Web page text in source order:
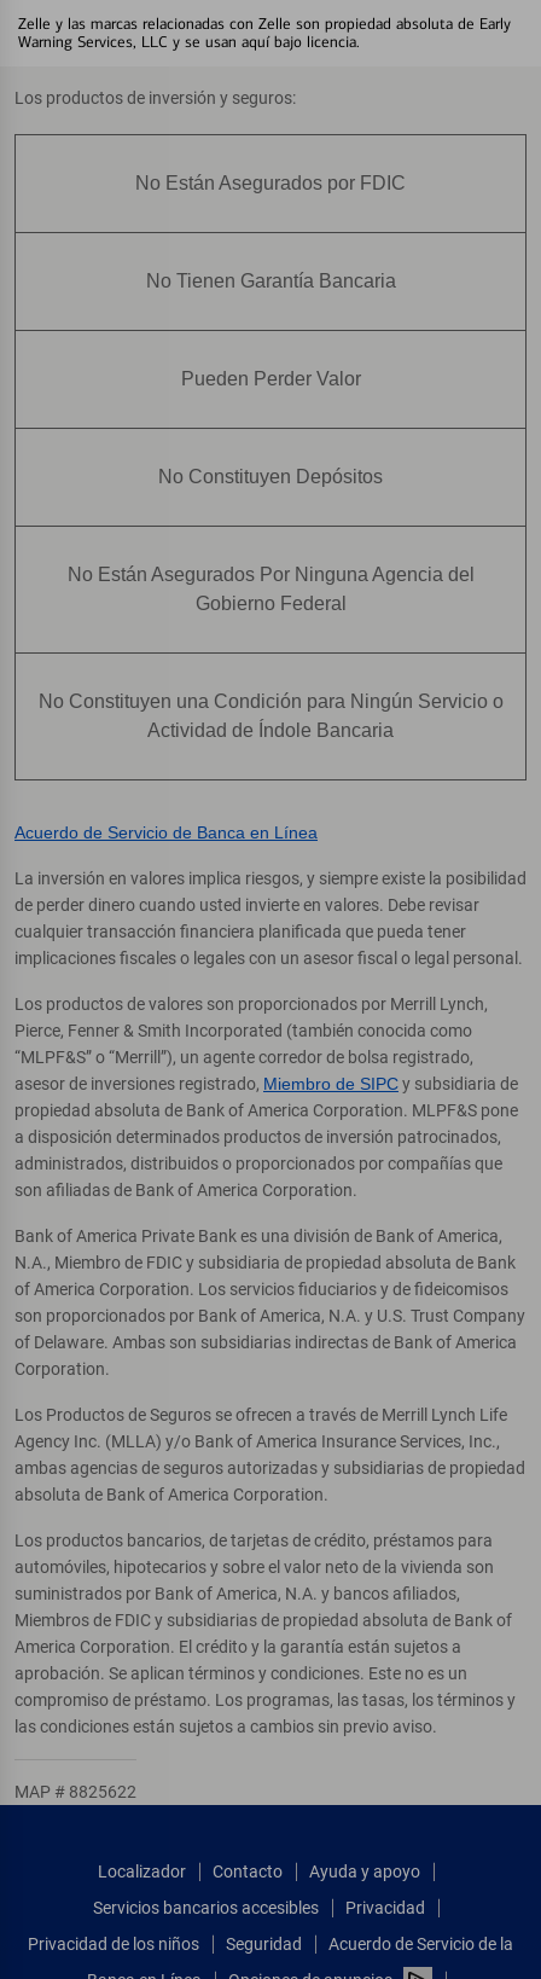
Zelle y las marcas relacionadas con Zelle son propiedad absoluta de Early
Warning Services, LLC y se usan aquí bajo licencia.
Los productos de inversión y seguros:
No Están Asegurados por FDIC
No Tienen Garantía Bancaria
Pueden Perder Valor
No Constituyen Depósitos
No Están Asegurados Por Ninguna Agencia del
Gobierno Federal
No Constituyen una Condición para Ningún Servicio o
Actividad de Índole Bancaria
Acuerdo de Servicio de Banca en Línea
La inversión en valores implica riesgos, y siempre existe la posibilidad
de perder dinero cuando usted invierte en valores. Debe revisar
cualquier transacción financiera planificada que pueda tener
implicaciones fiscales o legales con un asesor fiscal o legal personal.
Los productos de valores son proporcionados por Merrill Lynch,
Pierce, Fenner & Smith Incorporated (también conocida como
“MLPF&S” o “Merrill”), un agente corredor de bolsa registrado,
asesor de inversiones registrado, Miembro de SIPCy subsidiaria de
propiedad absoluta de Bank of America Corporation. MLPF&S pone
a disposición determinados productos de inversión patrocinados,
administrados, distribuidos o proporcionados por compañías que
son afiliadas de Bank of America Corporation.
Bank of America Private Bank es una división de Bank of America,
N.A., Miembro de FDIC y subsidiaria de propiedad absoluta de Bank
of America Corporation. Los servicios fiduciarios y de fideicomisos
son proporcionados por Bank of America, N.A. y U.S. Trust Company
of Delaware. Ambas son subsidiarias indirectas de Bank of America
Corporation.
Los Productos de Seguros se ofrecen a través de Merrill Lynch Life
Agency Inc. (MLLA) y/o Bank of America Insurance Services, Inc.,
ambas agencias de seguros autorizadas y subsidiarias de propiedad
absoluta de Bank of America Corporation.
Los productos bancarios, de tarjetas de crédito, préstamos para
automóviles, hipotecarios y sobre el valor neto de la vivienda son
suministrados por Bank of America, N.A. y bancos afiliados,
Miembros de FDIC y subsidiarias de propiedad absoluta de Bank of
America Corporation. El crédito y la garantía están sujetos a
aprobación. Se aplican términos y condiciones. Este no es un
compromiso de préstamo. Los programas, las tasas, los términos y
las condiciones están sujetos a cambios sin previo aviso.
MAP # 8825622
Localizador Contacto
Ayuda y apoyo
Servicios bancarios accesibles
Privacidad
Privacidad de los niños
Seguridad
Acuerdo de Servicio de la